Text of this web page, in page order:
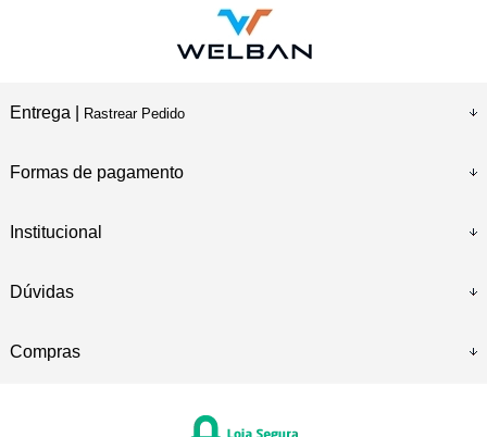
Entrega | Rastrear Pedido
Formas de pagamento
Institucional
Dúvidas
Compras